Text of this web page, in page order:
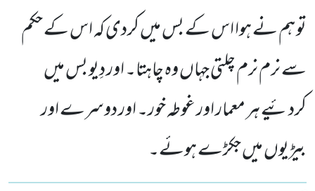
تو ہم نے ہوا اس کے بس میں کردی کہ اس کے حکم
سے نرم نرم چلتی جہاں وہ چاہتا۔ اور دِیو بس میں
کردئیے ہر معمار اور غوطہ خور۔ اور دوسرے اور
بیڑیوں میں جکڑے ہوئے۔